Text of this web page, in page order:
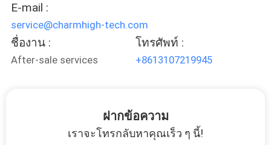
E-mail :
service@charmhigh-tech.com
ชื่องาน :
After-sale services
โทรศัพท์ :
+8613107219945
ฝากข้อความ
เราจะโทรกลับหาคุณเร็ว ๆ นี้!